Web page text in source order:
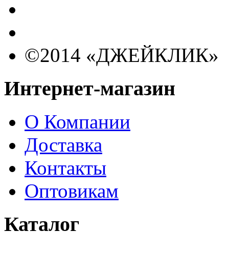
©2014 «ДЖЕЙКЛИК»
Интернет-магазин
О Компании
Доставка
Контакты
Оптовикам
Каталог